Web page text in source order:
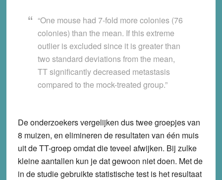
“One mouse had 7-fold more colonies (76
colonies) than the mean. If this extreme
outlier is excluded since it is greater than
two standard deviations from the mean,
TT significantly decreased metastasis
compared to the mock-treated group.”
De onderzoekers vergelijken dus twee groepjes van
8 muizen, en elimineren de resultaten van één muis
uit de TT-groep omdat die teveel afwijken. Bij zulke
kleine aantallen kun je dat gewoon niet doen. Met de
in de studie gebruikte statistische test is het resultaat